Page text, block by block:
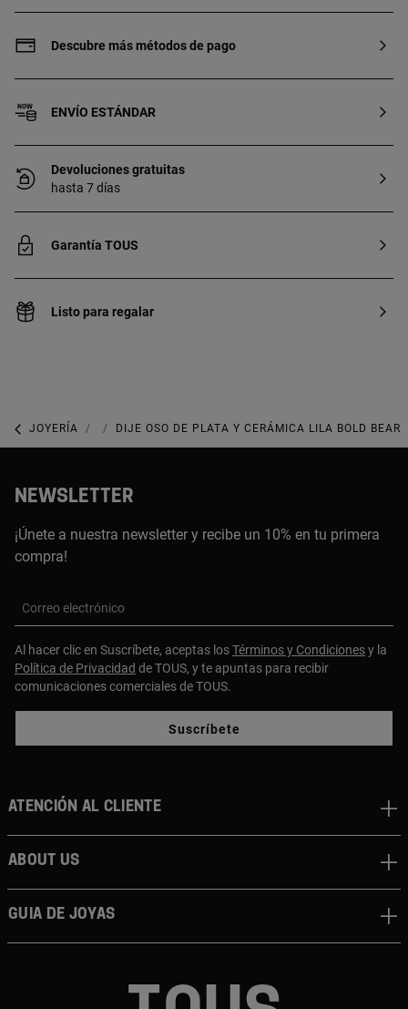
Descubre más métodos de pago
ENVÍO ESTÁNDAR
Devoluciones gratuitas
hasta 7 días
Garantía TOUS
Listo para regalar
JOYERÍA JOYAS CON GEMAS
DIJE OSO DE PLATA Y CERÁMICA LILA BOLD BEAR
NEWSLETTER
¡Únete a nuestra newsletter y recibe un 10% en tu primera
compra!
Correo electrónico
Al hacer clic en Suscríbete, aceptas losTérminos y Condicionesy la
Política de Privacidad de TOUS, y te apuntas para recibir
comunicaciones comerciales de TOUS.
Suscríbete
Atención al cliente
About us
Guia de joyas